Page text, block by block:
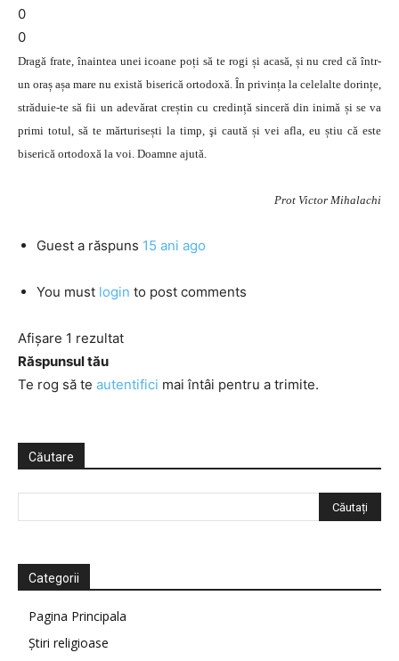
0
0
Dragă frate, înaintea unei icoane poți să te rogi și acasă, și nu cred că într-
un oraș așa mare nu există biserică ortodoxă. În privința la celelalte dorințe,
străduie-te să fii un adevărat creștin cu credință sinceră din inimă și se va
primi totul, să te mărturisești la timp, şi caută și vei afla, eu știu că este
biserică ortodoxă la voi. Doamne ajută.
Prot Victor Mihalachi
Guest a răspuns 15 ani ago
You must login to post comments
Afișare 1 rezultat
Răspunsul tău
Te rog să te autentifici mai întâi pentru a trimite.
Căutare
Categorii
Pagina Principala
Știri religioase